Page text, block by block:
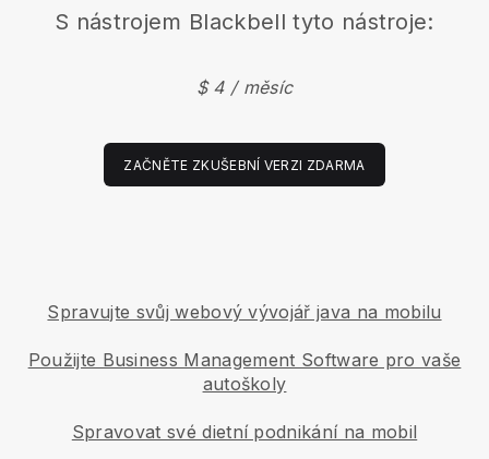
S nástrojem Blackbell tyto nástroje:
$ 4 / měsíc
ZAČNĚTE ZKUŠEBNÍ VERZI ZDARMA
Spravujte svůj webový vývojář java na mobilu
Použijte Business Management Software pro vaše
autoškoly
Spravovat své dietní podnikání na mobil